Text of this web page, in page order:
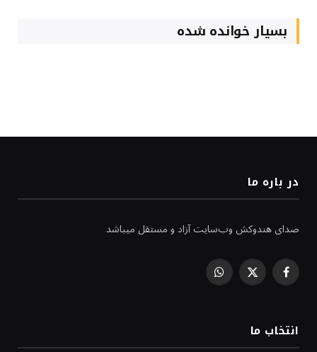
بسیار خوانده شده
در باره ما
صدای هندوکش وب‌سایت آزاد و مستقل میباشد
Facebook
X
WhatsApp
انتخاب ما